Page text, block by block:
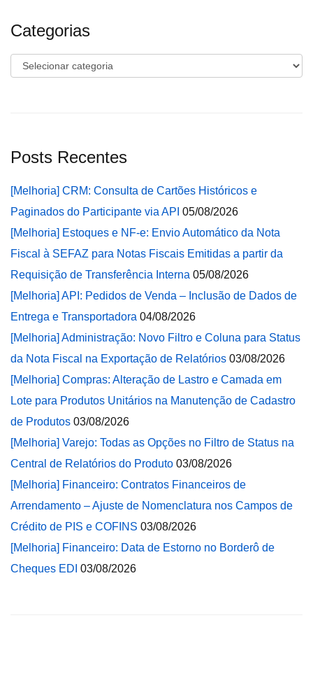
Categorias
Categorias
Posts Recentes
[Melhoria] CRM: Consulta de Cartões Históricos e
Paginados do Participante via API 05/08/2026
[Melhoria] Estoques e NF-e: Envio Automático da Nota
Fiscal à SEFAZ para Notas Fiscais Emitidas a partir da
Requisição de Transferência Interna 05/08/2026
[Melhoria] API: Pedidos de Venda – Inclusão de Dados de
Entrega e Transportadora 04/08/2026
[Melhoria] Administração: Novo Filtro e Coluna para Status
da Nota Fiscal na Exportação de Relatórios 03/08/2026
[Melhoria] Compras: Alteração de Lastro e Camada em
Lote para Produtos Unitários na Manutenção de Cadastro
de Produtos 03/08/2026
[Melhoria] Varejo: Todas as Opções no Filtro de Status na
Central de Relatórios do Produto 03/08/2026
[Melhoria] Financeiro: Contratos Financeiros de
Arrendamento – Ajuste de Nomenclatura nos Campos de
Crédito de PIS e COFINS 03/08/2026
[Melhoria] Financeiro: Data de Estorno no Borderô de
Cheques EDI 03/08/2026